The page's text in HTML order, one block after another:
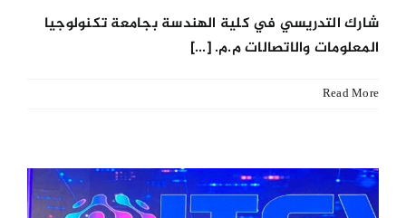
شارك التدريسي في كلية الهندسة بجامعة تكنولوجيا
المعلومات والاتصالات م.م. [...]
Read More